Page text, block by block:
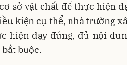
sở vật chất để thực hiện
kiện cụ thể, nhà trường
hiện dạy đúng, đủ nội
buộc.